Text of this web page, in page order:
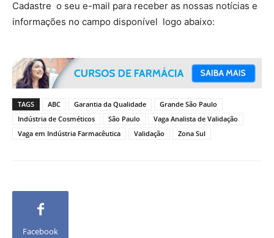
Cadastre o seu e-mail para receber as nossas notícias e
informações no campo disponível logo abaixo:
TAGS ABC Garantia da Qualidade
Grande São Paulo
Indústria de Cosméticos
São Paulo
Vaga Analista de Validação
Vaga em Indústria Farmacêutica
Validação Zona Sul
Facebook